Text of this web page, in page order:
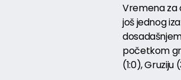
Vremena za
još jednog
početkom
(1:0),